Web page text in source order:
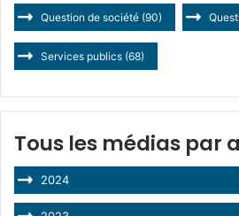
Question de société (90)
Services publics (68)
Tous les médias par
2024